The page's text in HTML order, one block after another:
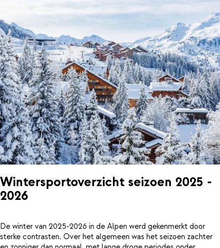
Wintersportoverzicht seizoen 2025 -
2026
De winter van 2025-2026 in de Alpen werd gekenmerkt door
sterke contrasten. Over het algemeen was het seizoen zachter